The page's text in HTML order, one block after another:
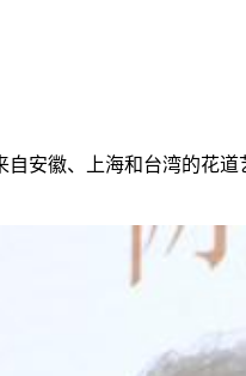
安徽、上海和台湾的花